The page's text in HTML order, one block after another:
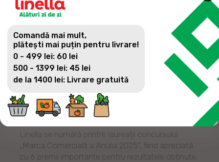
LINELLA, PREMIATĂ CU 6
DISTINCȚII ÎN CADRUL
CONCURSULUI - MARCA
COMERCIALĂ A ANULUI
2025
Linella se numără printre laureații concursului
„Marca Comercială a Anului 2025”, fiind apreciată
cu 6 premii importante pentru rezultatele obținute,
Comandă mai mult,
plătești mai puțin pentru livrare!
0 - 499 lei: 60 lei
500 - 1399 lei: 45 lei
de la 1400 lei: Livrare gratuită